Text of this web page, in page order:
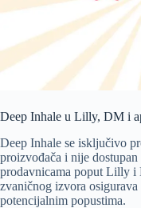
Deep Inhale u Lilly, DM i
Deep Inhale se isključivo
proizvođača i nije
prodavnicama poput Lilly
zvaničnog izvora
potencijalnim popustima.